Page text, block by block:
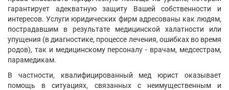
гарантирует адекватную защиту Вашей собственности и
интересов. Услуги юридических фирм адресованы как людям,
пострадавшим в результате медицинской халатности или
упущения (в диагностике, процессе лечения, ошибках во время
родов), так и медицинскому персоналу - врачам, медсестрам,
парамедикам.
В частности, квалифицированный мед юрист оказывает
помощь в ситуациях, связанных с неимущественным и